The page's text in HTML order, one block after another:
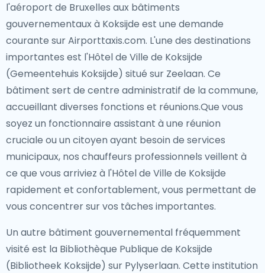
l'aéroport de Bruxelles aux bâtiments
gouvernementaux à Koksijde est une demande
courante sur Airporttaxis.com. L'une des destinations
importantes est l'Hôtel de Ville de Koksijde
(Gemeentehuis Koksijde) situé sur Zeelaan. Ce
bâtiment sert de centre administratif de la commune,
accueillant diverses fonctions et réunions.Que vous
soyez un fonctionnaire assistant à une réunion
cruciale ou un citoyen ayant besoin de services
municipaux, nos chauffeurs professionnels veillent à
ce que vous arriviez à l'Hôtel de Ville de Koksijde
rapidement et confortablement, vous permettant de
vous concentrer sur vos tâches importantes.
Un autre bâtiment gouvernemental fréquemment
visité est la Bibliothèque Publique de Koksijde
(Bibliotheek Koksijde) sur Pylyserlaan. Cette institution